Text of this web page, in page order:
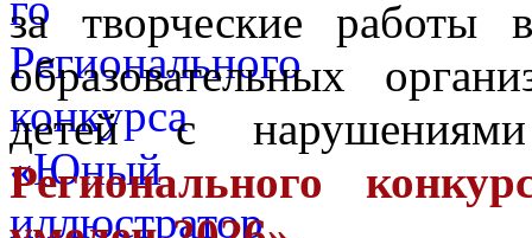
за творческие работы
образовательных
детей с
Регионального